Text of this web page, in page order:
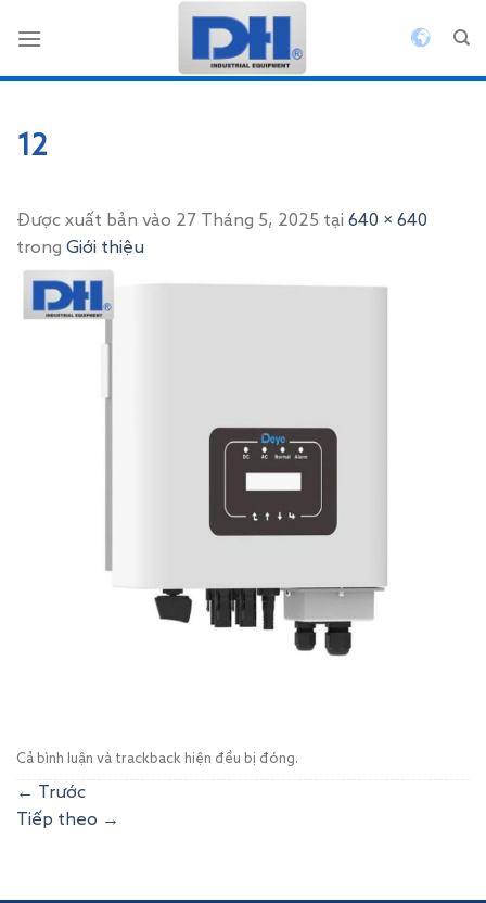
qua
12
Được xuất bản vào 27 Tháng 5, 2025 tại 640 × 640
trong Giới thiệu
Cả bình luận và trackback hiện đều bị đóng.
←
Trước
Tiếp theo →